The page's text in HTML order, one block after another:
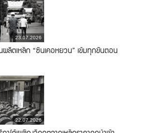
23.07.2026
ลิตเหล็ก “ซินเคอหยวน” เข้มทุกขั้นตอน
22.07.2026